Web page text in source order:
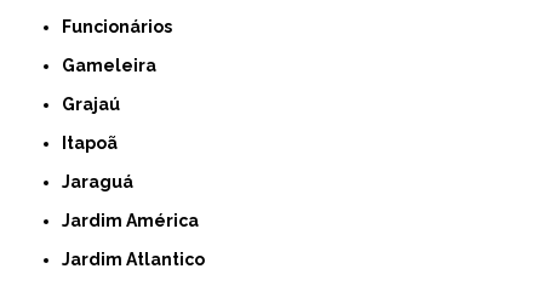
Funcionários
Gameleira
Grajaú
Itapoã
Jaraguá
Jardim América
Jardim Atlantico